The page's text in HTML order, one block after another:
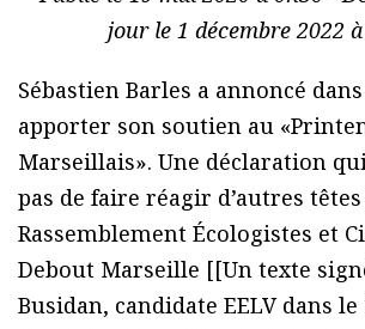
jour le 1 décembre 2022
Sébastien Barles a annoncé
apporter son soutien au
Marseillais». Une déclaration
pas de faire réagir d’autres
Rassemblement Écologistes et
Debout Marseille [[Un texte
Busidan, candidate EELV dans le